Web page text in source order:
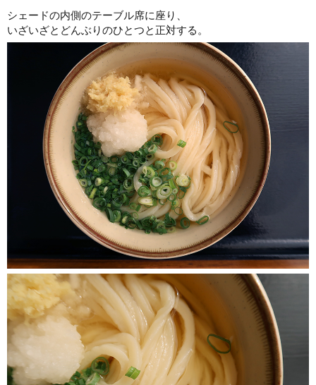
シェードの内側のテーブル席に座り、
いざいざとどんぶりのひとつと正対する。